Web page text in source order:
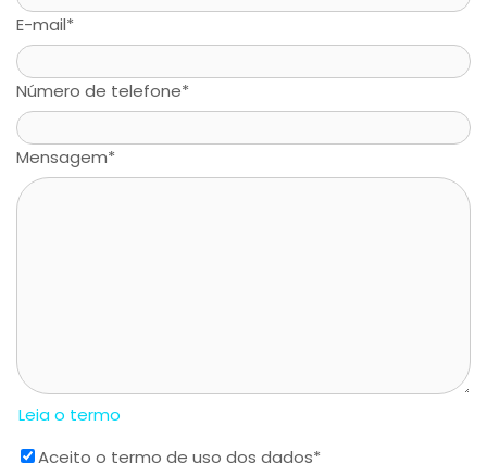
E-mail*
Número de telefone*
Mensagem*
Leia o termo
Aceito o termo de uso dos dados*